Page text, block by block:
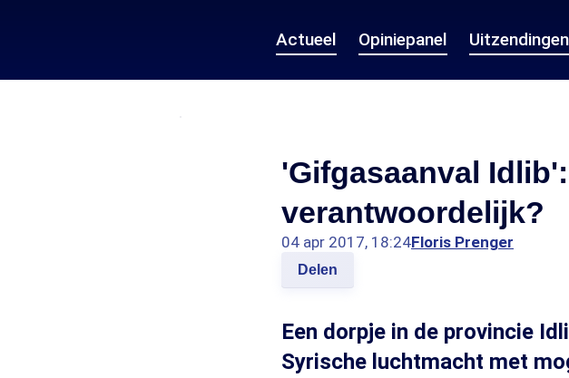
Actueel Opiniepanel Uitzendingen
'Gifgasaanval
verantwoordelijk?
04 apr 2017, 18:24Floris Prenger
Delen
Een dorpje in de provincie
Syrische luchtmacht met